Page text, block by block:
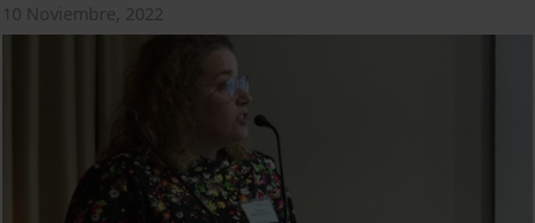
10 Noviembre, 2022